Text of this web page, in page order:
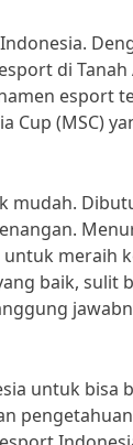
di Tanah
esport
Cup (MSC)
mudah.
meraih
baik, sulit
untuk bisa